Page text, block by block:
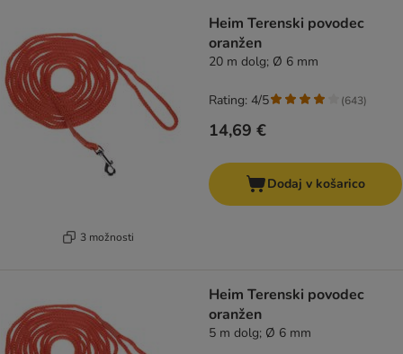
3 možnosti
Heim Terenski povodec
oranžen
20 m dolg; Ø 6 mm
14,69 €
Rating: 4/5 (643)
Dodaj v košarico
Heim Terenski povodec
oranžen
5 m dolg; Ø 6 mm